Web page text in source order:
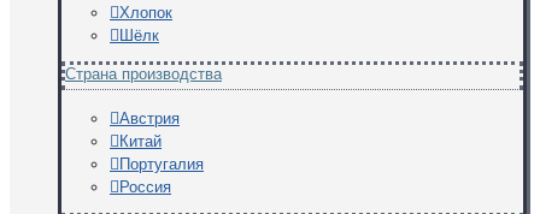
Хлопок
Шёлк
Страна производства
Австрия
Китай
Португалия
Россия